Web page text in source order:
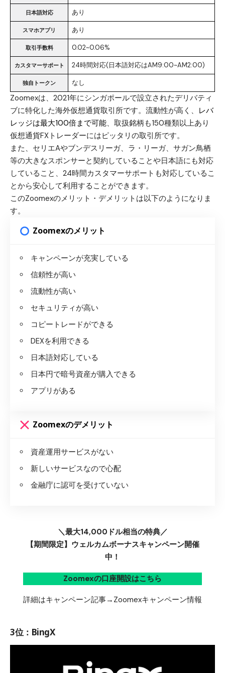
日本語対応 あり
スマホアプリ あり
取引手数料 0.02~0.06%
カスタマーサポート 24時間対応(日本語対応はAM9:00~AM2:00)
独自トークン なし
Zoomexは、2021年にシンガポールで設立されたデリバティ
ブに特化した海外仮想通貨取引所です。流動性が高く、 レバ
レッジは最大100倍まで可能、取扱銘柄も150種類以上あり
仮想通貨FXトレーダーにはピッタリの取引所です。
また、セリエAやブンデスリーガ、ラ・リーガ、サガン鳥栖
等の大きなスポンサーと契約していることや日本語にも対応
していること、24時間カスタマーサポートも対応しているこ
とから安心して利用することができます。
このZoomexのメリット・デメリットは以下のようになりま
す。
Zoomexのメリット
キャンペーンが充実している
信頼性が高い
流動性が高い
セキュリティが高い
コピートレードができる
DEXを利用できる
日本語対応している
日本円で暗号資産が購入できる
アプリがある
Zoomexのデメリット
資産運用サービスがない
新しいサービスなので心配
金融庁に認可を受けていない
＼最大14,000ドル相当の特典／
【期間限定】ウェルカムボーナスキャンペーン開催
中！
Zoomexの口座開設はこちら
詳細はキャンペーン記事→ Zoomexキャンペーン情報
3位：BingX